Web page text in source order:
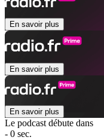
En savoir plus
En savoir plus
En savoir plus
Le podcast débute dans
- 0 sec.